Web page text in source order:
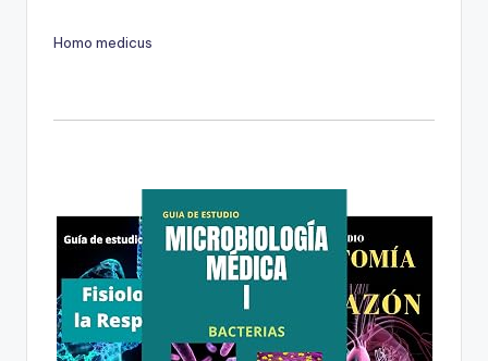
Homo medicus